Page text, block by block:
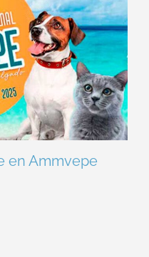
en Ammvepe